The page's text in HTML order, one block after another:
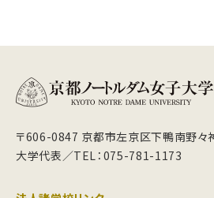
〒606-0847 京都市左京区下鴨南野々
大学代表／TEL：075-781-1173